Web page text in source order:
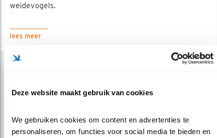
Deze website maakt gebruik van cookies
We gebruiken cookies om content en advertenties te
personaliseren, om functies voor social media te bieden en
weidevogels.
lees meer